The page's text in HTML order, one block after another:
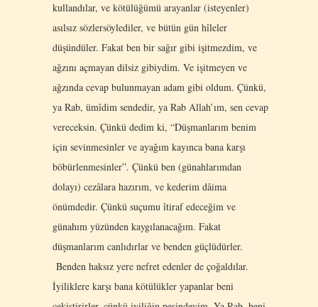
kullandılar, ve kötülüğümü arayanlar (isteyenler)
asılsız sözlersöylediler, ve bütün gün hîleler
düşündüler. Fakat ben bir sağır gibi işitmezdim, ve
ağzını açmayan dilsiz gibiydim. Ve işitmeyen ve
ağzında cevap bulunmayan adam gibi oldum. Çünkü,
ya Rab, ümîdim sendedir, ya Rab Allah’ım, sen cevap
vereceksin. Çünkü dedim ki, “Düşmanlarım benim
için sevinmesinler ve ayağım kayınca bana karşı
böbürlenmesinler”. Çünkü ben (günahlarımdan
dolayı) cezâlara hazırım, ve kederim dâima
önümdedir. Çünkü suçumu îtiraf edeceğim ve
günahım yüzünden kaygılanacağım. Fakat
düşmanlarım canlıdırlar ve benden güçlüdürler.
Benden haksız yere nefret edenler de çoğaldılar.
İyiliklere karşı bana kötülükler yapanlar beni